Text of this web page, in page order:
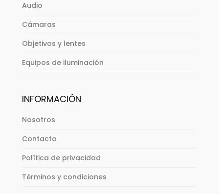
Audio
Cámaras
Objetivos y lentes
Equipos de iluminación
INFORMACIÓN
Nosotros
Contacto
Política de privacidad
Términos y condiciones